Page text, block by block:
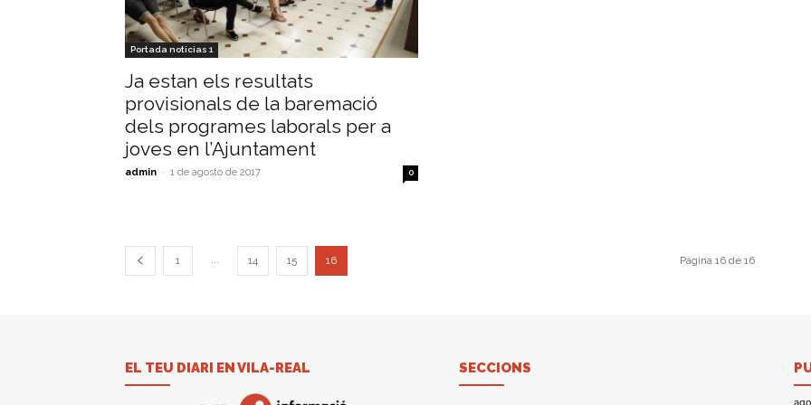
Portada noticias 1
Ja estan els resultats
provisionals de la baremació
dels programes laborals per a
joves en l’Ajuntament
admin - 1 de agosto de 2017 0
1 14 15 16 Página 16 de 16
EL TEU DIARI EN VILA-REAL SECCIONS